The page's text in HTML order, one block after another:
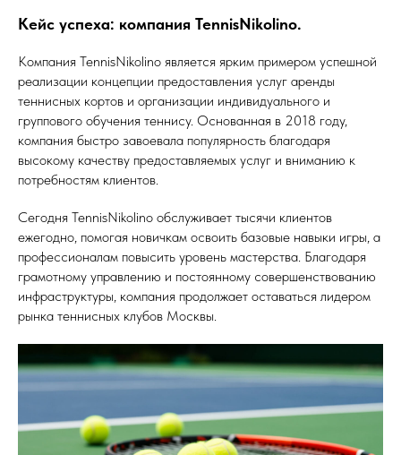
Кейс успеха: компания TennisNikolino.
Компания TennisNikolino является ярким примером успешной
реализации концепции предоставления услуг аренды
теннисных кортов и организации индивидуального и
группового обучения теннису. Основанная в 2018 году,
компания быстро завоевала популярность благодаря
высокому качеству предоставляемых услуг и вниманию к
потребностям клиентов.
Сегодня TennisNikolino обслуживает тысячи клиентов
ежегодно, помогая новичкам освоить базовые навыки игры, а
профессионалам повысить уровень мастерства. Благодаря
грамотному управлению и постоянному совершенствованию
инфраструктуры, компания продолжает оставаться лидером
рынка теннисных клубов Москвы.